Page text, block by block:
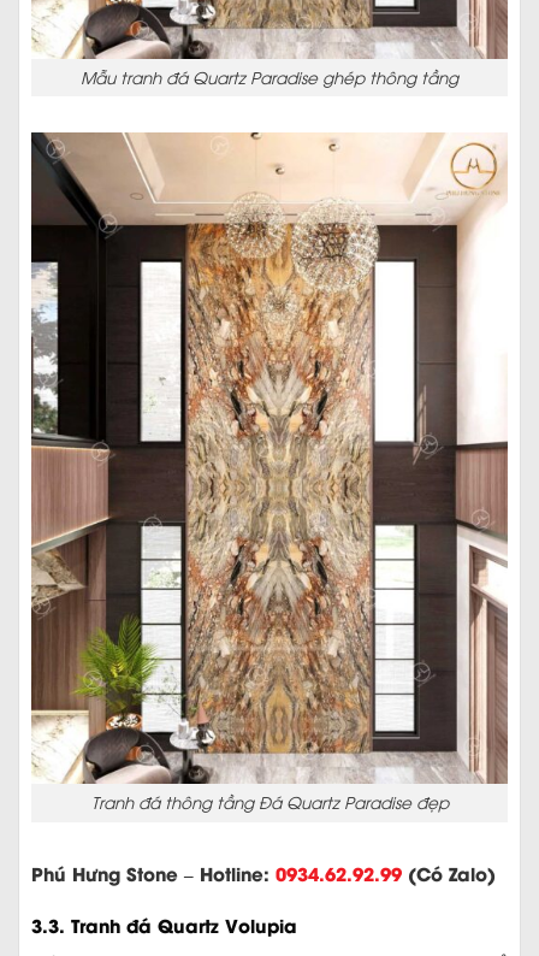
Mẫu tranh đá Quartz Paradise ghép thông tầng
Tranh đá thông tầng Đá Quartz Paradise đẹp
Phú Hưng Stone – Hotline: 0934.62.92.99 (Có Zalo)
3.3. Tranh đá Quartz Volupia